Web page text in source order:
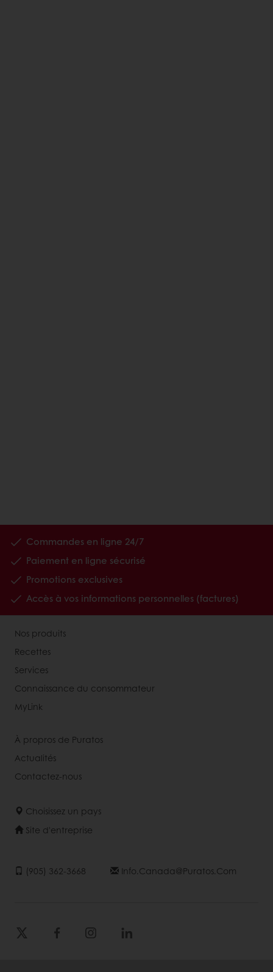
Commandes en ligne 24/7
Paiement en ligne sécurisé
Promotions exclusives
Accès à vos informations personnelles (factures)
Nos produits
Recettes
Services
Connaissance du consommateur
MyLink
À propros de Puratos
Actualités
Contactez-nous
Choisissez un pays
Site d'entreprise
(905) 362-3668 Info.canada@puratos.com